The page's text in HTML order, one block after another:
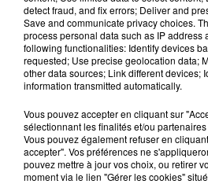
9h14
Des soucis sur
Herzeele et
detect fraud, and fix errors; Deliver and
Save and communicate privacy choices.
process personal data such as IP address
following functionalities: Identify devices
requested; Use precise geolocation data;
other data sources; Link different devices;
information transmitted automatically.
Vous pouvez accepter en cliquant sur
sélectionnant les finalités et/ou
Vous pouvez également refuser en
accepter". Vos préférences ne
pouvez mettre à jour vos choix, ou retirer
moment via le lien "Gérer les cookies"